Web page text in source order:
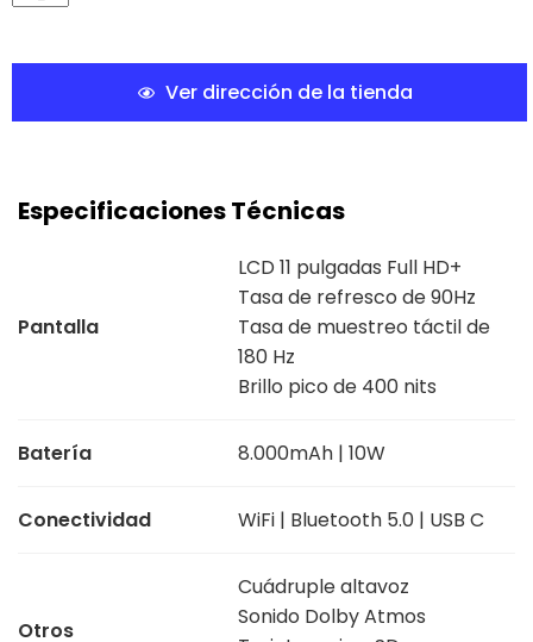
Ver dirección de la tienda
Especificaciones Técnicas
Pantalla
LCD 11 pulgadas Full HD+
Tasa de refresco de 90Hz
Tasa de muestreo táctil de
180 Hz
Brillo pico de 400 nits
Batería 8.000mAh | 10W
Conectividad WiFi | Bluetooth 5.0 | USB C
Otros
Cuádruple altavoz
Sonido Dolby Atmos